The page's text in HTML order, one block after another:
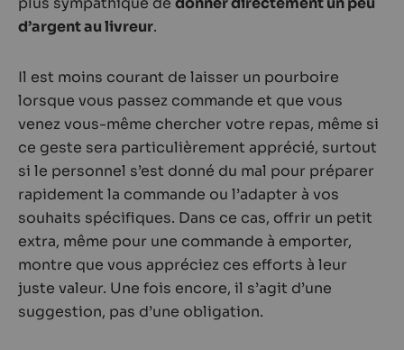
d’argent au livreur.
Il est moins courant de laisser un pourboire
lorsque vous passez commande et que vous
venez vous-même chercher votre repas, même si
ce geste sera particulièrement apprécié, surtout
si le personnel s’est donné du mal pour préparer
rapidement la commande ou l’adapter à vos
souhaits spécifiques. Dans ce cas, offrir un petit
extra, même pour une commande à emporter,
montre que vous appréciez ces efforts à leur
juste valeur. Une fois encore, il s’agit d’une
suggestion, pas d’une obligation.